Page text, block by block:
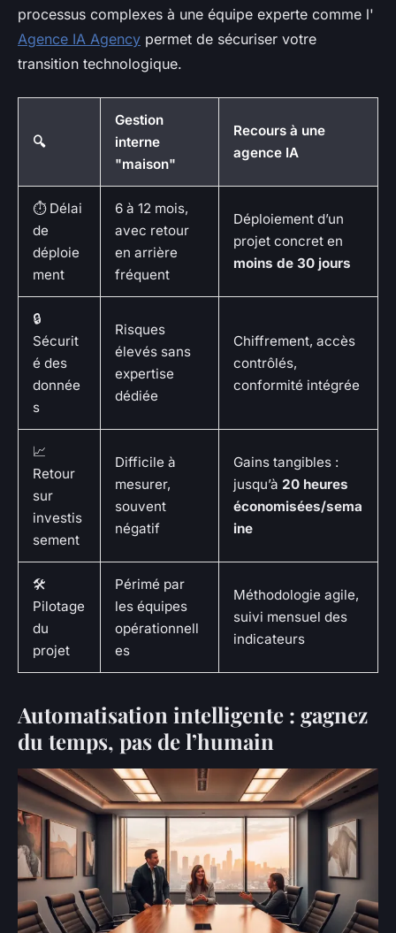
processus complexes à une équipe experte comme l'
Agence IA Agency permet de sécuriser votre
transition technologique.
🔍
Gestion
interne
"maison"
Recours à une
agence IA
⏱️ Délai
de
déploie
ment
6 à 12 mois,
avec retour
en arrière
fréquent
Déploiement d’un
projet concret en
moins de 30 jours
🔒
Sécurit
é des
donnée
s
Risques
élevés sans
expertise
dédiée
Chiffrement, accès
contrôlés,
conformité intégrée
📈
Retour
sur
investis
sement
Difficile à
mesurer,
souvent
négatif
Gains tangibles :
jusqu’à 20 heures
économisées/sema
ine
🛠️
Pilotage
du
projet
Périmé par
les équipes
opérationnell
es
Méthodologie agile,
suivi mensuel des
indicateurs
Automatisation intelligente : gagnez
du temps, pas de l’humain